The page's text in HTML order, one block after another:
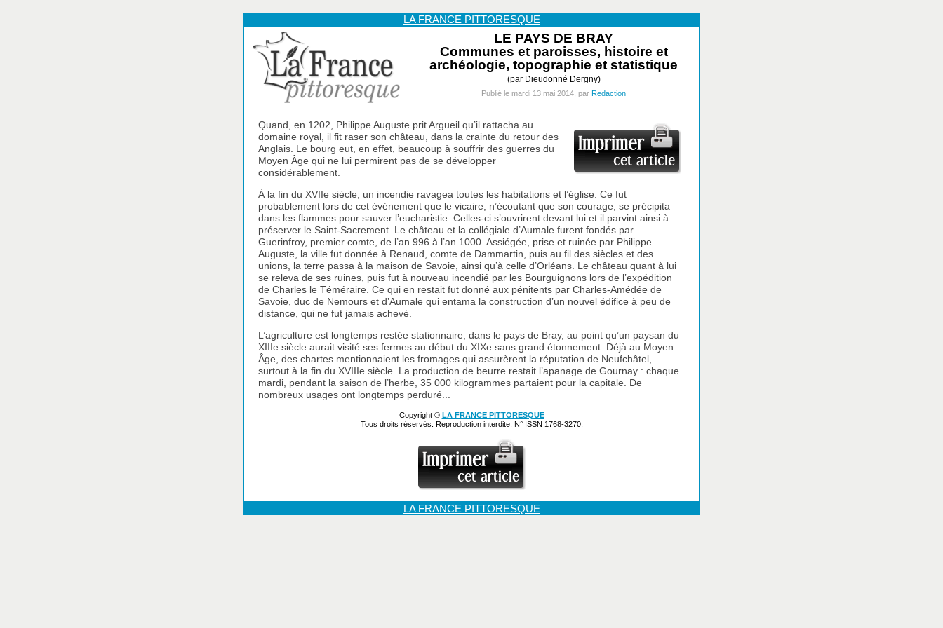
LA FRANCE PITTORESQUE
LE PAYS DE BRAY
Communes et paroisses, histoire et
archéologie, topographie et statistique
(par Dieudonné Dergny)
Publié le mardi 13 mai 2014, par Redaction
Quand, en 1202, Philippe Auguste prit Argueil qu’il rattacha au
domaine royal, il fit raser son château, dans la crainte du retour des
Anglais. Le bourg eut, en effet, beaucoup à souffrir des guerres du
Moyen Âge qui ne lui permirent pas de se développer
considérablement.
À la fin du XVIIe siècle, un incendie ravagea toutes les habitations et l’église. Ce fut
probablement lors de cet événement que le vicaire, n’écoutant que son courage, se précipita
dans les flammes pour sauver l’eucharistie. Celles-ci s’ouvrirent devant lui et il parvint ainsi à
préserver le Saint-Sacrement. Le château et la collégiale d’Aumale furent fondés par
Guerinfroy, premier comte, de l’an 996 à l’an 1000. Assiégée, prise et ruinée par Philippe
Auguste, la ville fut donnée à Renaud, comte de Dammartin, puis au fil des siècles et des
unions, la terre passa à la maison de Savoie, ainsi qu’à celle d’Orléans. Le château quant à lui
se releva de ses ruines, puis fut à nouveau incendié par les Bourguignons lors de l’expédition
de Charles le Téméraire. Ce qui en restait fut donné aux pénitents par Charles-Amédée de
Savoie, duc de Nemours et d’Aumale qui entama la construction d’un nouvel édifice à peu de
distance, qui ne fut jamais achevé.
L’agriculture est longtemps restée stationnaire, dans le pays de Bray, au point qu’un paysan du
XIIIe siècle aurait visité ses fermes au début du XIXe sans grand étonnement. Déjà au Moyen
Âge, des chartes mentionnaient les fromages qui assurèrent la réputation de Neufchâtel,
surtout à la fin du XVIIIe siècle. La production de beurre restait l’apanage de Gournay : chaque
mardi, pendant la saison de l’herbe, 35 000 kilogrammes partaient pour la capitale. De
nombreux usages ont longtemps perduré...
Copyright © LA FRANCE PITTORESQUE
Tous droits réservés. Reproduction interdite. N° ISSN 1768-3270.
LA FRANCE PITTORESQUE